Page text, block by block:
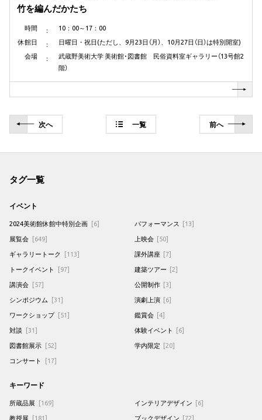
竹を編んだかたち
時間
10：00～17：00
休館日
日曜日・祝日(ただし、9月23日（月）、10月27日（日）は特別開室)
会場
武蔵野美術大学 美術館･図書館 民俗資料室ギャラリー（13号館2
階）
次へ 一覧 前へ
タグ一覧
イベント
2024美術館休館中特別企画 [6]
展覧会 [649]
ギャラリートーク [113]
トークイベント [97]
講演会 [57]
シンポジウム [31]
ワークショップ [51]
対談 [31]
図書館展示 [52]
コンサート [17]
パフォーマンス [13]
上映会 [50]
課外講座 [7]
建築ツアー [2]
公開制作 [3]
演劇上演 [6]
鑑賞会 [4]
体験イベント [6]
学内限定 [20]
キーワード
所蔵品展 [169]
インテリアデザイン [6]